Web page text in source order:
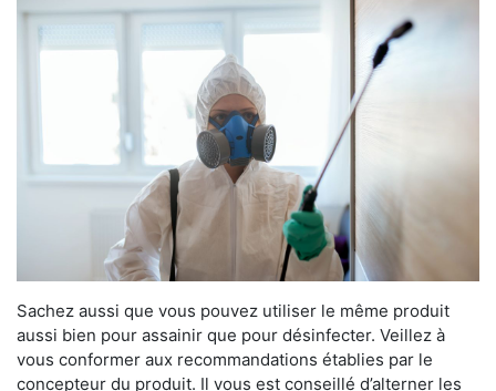
Sachez aussi que vous pouvez utiliser le même produit
aussi bien pour assainir que pour désinfecter. Veillez à
vous conformer aux recommandations établies par le
concepteur du produit. Il vous est conseillé d’alterner les